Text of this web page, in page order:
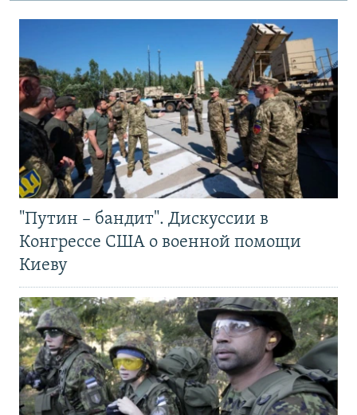
"Путин – бандит". Дискуссии в
Конгрессе США о военной помощи
Киеву